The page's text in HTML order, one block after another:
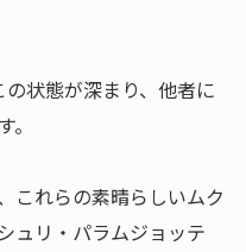
状態が深まり、他者に
これらの素晴らしいムク
ュリ・パラムジョッテ